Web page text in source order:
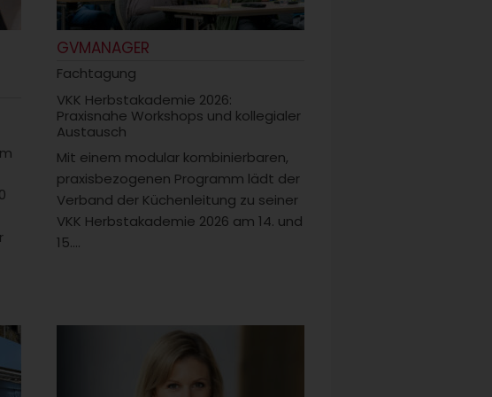
GVMANAGER
Fachtagung
VKK Herbstakademie 2026:
Praxisnahe Workshops und kollegialer
Austausch
Mit einem modular kombinierbaren,
praxisbezogenen Programm lädt der
Verband der Küchenleitung zu seiner
VKK Herbstakademie 2026 am 14. und
15....